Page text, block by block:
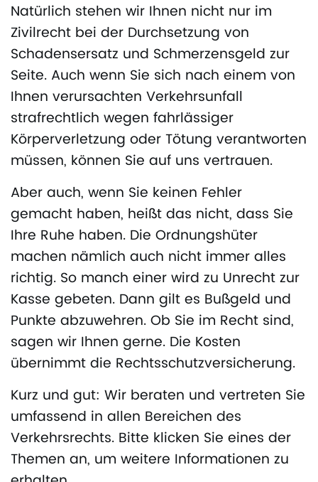
Natürlich stehen wir Ihnen nicht nur im
Zivilrecht bei der Durchsetzung von
Schadensersatz und Schmerzensgeld zur
Seite. Auch wenn Sie sich nach einem von
Ihnen verursachten Verkehrsunfall
strafrechtlich wegen fahrlässiger
Körperverletzung oder Tötung verantworten
müssen, können Sie auf uns vertrauen.
Aber auch, wenn Sie keinen Fehler
gemacht haben, heißt das nicht, dass Sie
Ihre Ruhe haben. Die Ordnungshüter
machen nämlich auch nicht immer alles
richtig. So manch einer wird zu Unrecht zur
Kasse gebeten. Dann gilt es Bußgeld und
Punkte abzuwehren. Ob Sie im Recht sind,
sagen wir Ihnen gerne. Die Kosten
übernimmt die Rechtsschutzversicherung.
Kurz und gut: Wir beraten und vertreten Sie
umfassend in allen Bereichen des
Verkehrsrechts. Bitte klicken Sie eines der
Themen an, um weitere Informationen zu